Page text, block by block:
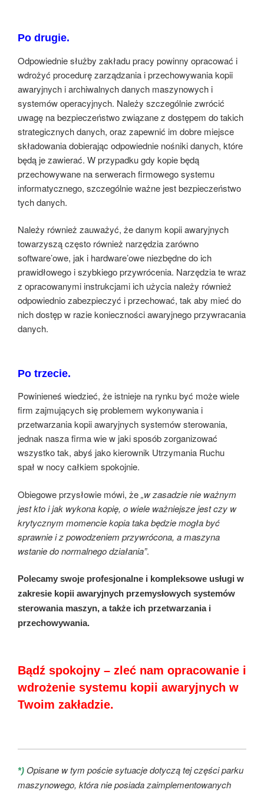
Po drugie.
Odpowiednie służby zakładu pracy powinny opracować i
wdrożyć procedurę zarządzania i przechowywania kopii
awaryjnych i archiwalnych danych maszynowych i
systemów operacyjnych. Należy szczególnie zwrócić
uwagę na bezpieczeństwo związane z dostępem do takich
strategicznych danych, oraz zapewnić im dobre miejsce
składowania dobierając odpowiednie nośniki danych, które
będą je zawierać. W przypadku gdy kopie będą
przechowywane na serwerach firmowego systemu
informatycznego, szczególnie ważne jest bezpieczeństwo
tych danych.
Należy również zauważyć, że danym kopii awaryjnych
towarzyszą często również narzędzia zarówno
software’owe, jak i hardware’owe niezbędne do ich
prawidłowego i szybkiego przywrócenia. Narzędzia te wraz
z opracowanymi instrukcjami ich użycia należy również
odpowiednio zabezpieczyć i przechować, tak aby mieć do
nich dostęp w razie konieczności awaryjnego przywracania
danych.
Po trzecie.
Powinieneś wiedzieć, że istnieje na rynku być może wiele
firm zajmujących się problemem wykonywania i
przetwarzania kopii awaryjnych systemów sterowania,
jednak nasza firma wie w jaki sposób zorganizować
wszystko tak, abyś jako kierownik Utrzymania Ruchu
spał w nocy całkiem spokojnie.
Obiegowe przysłowie mówi, że„w zasadzie nie ważnym
jest kto i jak wykona kopię, o wiele ważniejsze jest czy w
krytycznym momencie kopia taka będzie mogła być
sprawnie i z powodzeniem przywrócona, a maszyna
wstanie do normalnego działania”.
Polecamy swoje profesjonalne i kompleksowe usługi w
zakresie kopii awaryjnych przemysłowych systemów
sterowania maszyn, a także ich przetwarzania i
przechowywania.
Bądź spokojny – zleć nam opracowanie i
wdrożenie systemu kopii awaryjnych w
Twoim zakładzie.
*) Opisane w tym poście sytuacje dotyczą tej części parku
maszynowego, która nie posiada zaimplementowanych